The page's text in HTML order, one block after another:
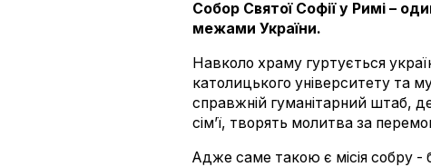
Собор Святої Софії у Римі –
межами України.
Навколо храму гуртується
католицького університету та
справжній гуманітарний штаб,
сім’ї, творять молитва за
Адже саме такою є місія собру -